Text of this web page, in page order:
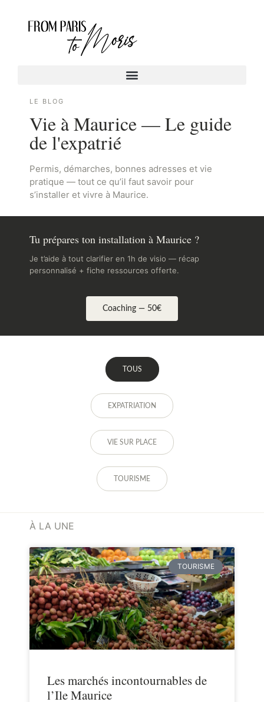
LE BLOG
Vie à Maurice — Le guide
de l'expatrié
Permis, démarches, bonnes adresses et vie
pratique — tout ce qu’il faut savoir pour
s’installer et vivre à Maurice.
Tu prépares ton installation à Maurice ?
Je t’aide à tout clarifier en 1h de visio — récap
personnalisé + fiche ressources offerte.
Coaching — 50€
TOUS
EXPATRIATION
VIE SUR PLACE
TOURISME
À LA UNE
TOURISME
Les marchés incontournables de
l’Ile Maurice